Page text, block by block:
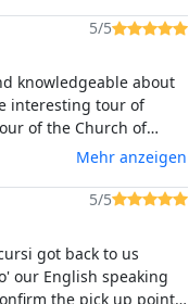
5/5
knowledgeable about
interesting tour of
of the Church of
by Maestro di
Mehr anzeigen
5/5
got back to us
the pick up point